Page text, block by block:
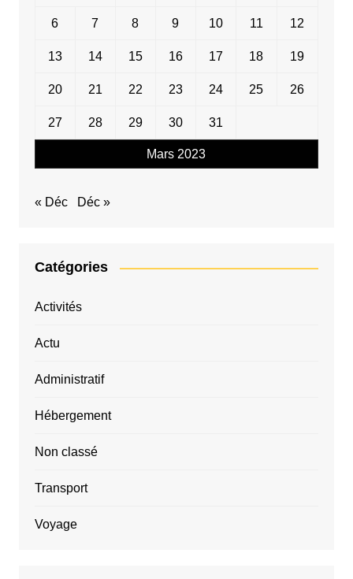
Mars 2023
6 7 8 9 10 11 12
13 14 15 16 17 18 19
20 21 22 23 24 25 26
27 28 29 30 31
« Déc Déc »
Catégories
Activités
Actu
Administratif
Hébergement
Non classé
Transport
Voyage